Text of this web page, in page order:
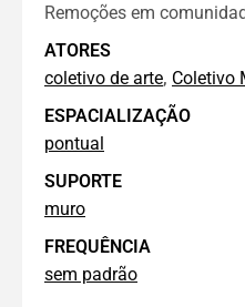
Remoções em
ATORES
coletivo de arte, Coletivo
ESPACIALIZAÇÃO
pontual
SUPORTE
muro
FREQUÊNCIA
sem padrão